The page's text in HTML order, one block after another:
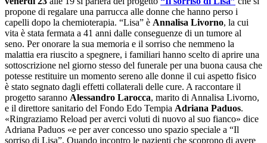
propone di regalare una parrucca alle donne che hanno perso i
capelli dopo la chemioterapia. “Lisa” è Annalisa Livorno, la cui
vita è stata fermata a 41 anni dalle conseguenze di un tumore al
seno. Per onorare la sua memoria e il sorriso che nemmeno la
malattia era riuscito a spegnere, i familiari hanno scelto di aprire una
sottoscrizione nel giorno stesso del funerale per una buona causa che
potesse restituire un momento sereno alle donne il cui aspetto fisico
è stato segnato dagli effetti collaterali delle cure. A raccontare il
progetto saranno Alessandro Larocca, marito di Annalisa Livorno,
e il direttore sanitario del Fondo Edo Tempia Adriana Paduos.
«Ringraziamo Reload per averci voluti di nuovo al suo fianco» dice
Adriana Paduos «e per aver concesso uno spazio speciale a “Il
sorriso di Lisa”. Quando incontro le pazienti che scoprono di avere